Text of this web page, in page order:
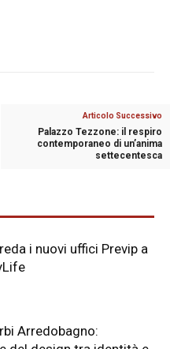
Articolo Successivo
Palazzo Tezzone: il respiro
contemporaneo di un’anima
settecentesca
i nuovi uffici Previp a
Arredobagno: